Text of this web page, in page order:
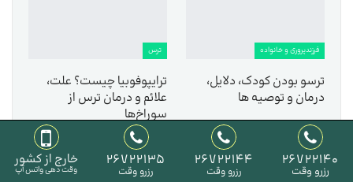
26722140
رزرو وقت
26722144
رزرو وقت
26722135
رزرو وقت
خارج از کشور
وقت دهی واتس آپ
فرزندپروری و خانواده
ترسو بودن کودک، دلایل،
درمان و توصیه ها
ترس
ترایپوفوبیا چیست؟ علت،
علائم و درمان ترس از
سوراخ‌ها